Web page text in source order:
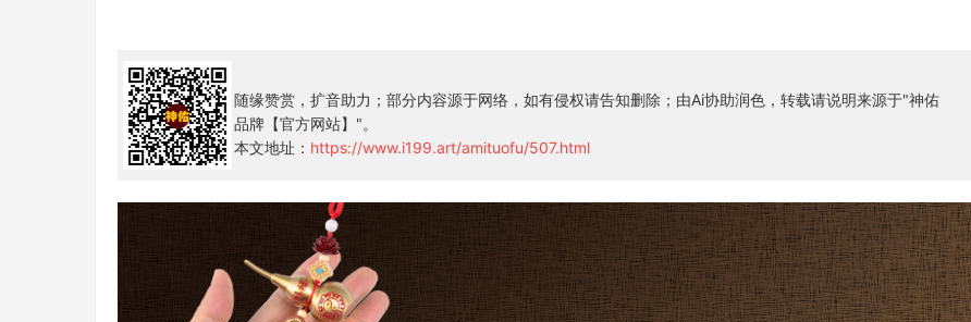
随缘赞赏，扩音助力；部分内容源于网络，如有侵权请告知删除；由Ai协助润色，转载请说明来源于"神佑
品牌【官方网站】"。
本文地址： https://www.i199.art/amituofu/507.html